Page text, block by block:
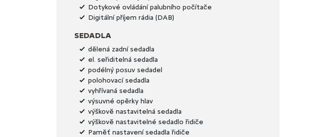
Dotykové ovládání palubního počítače
Digitální příjem rádia (DAB)
SEDADLA
dělená zadní sedadla
el. seřiditelná sedadla
podélný posuv sedadel
polohovací sedadla
vyhřívaná sedadla
výsuvné opěrky hlav
výškově nastavitelná sedadla
výškově nastavitelné sedadlo řidiče
Paměť nastavení sedadla řidiče